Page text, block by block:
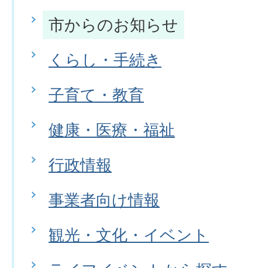
市からのお知らせ
くらし・手続き
子育て・教育
健康・医療・福祉
行政情報
事業者向け情報
観光・文化・イベント